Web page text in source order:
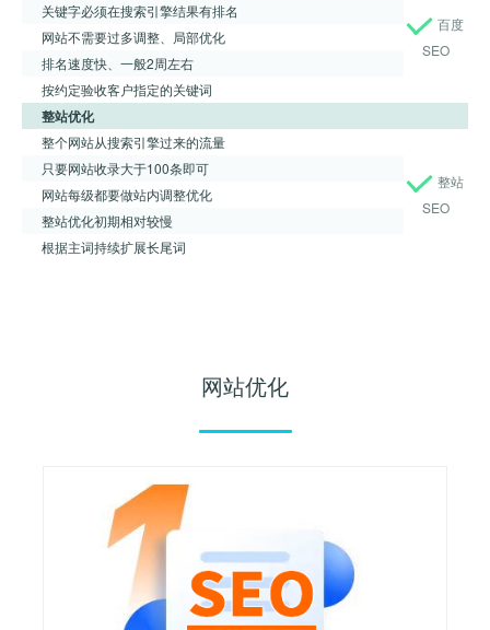
百度
SEO
关键字必须在搜索引擎结果有排名
网站不需要过多调整、局部优化
排名速度快、一般2周左右
按约定验收客户指定的关键词
整站优化
整个网站从搜索引擎过来的流量
整站
SEO
只要网站收录大于100条即可
网站每级都要做站内调整优化
整站优化初期相对较慢
根据主词持续扩展长尾词
网站优化